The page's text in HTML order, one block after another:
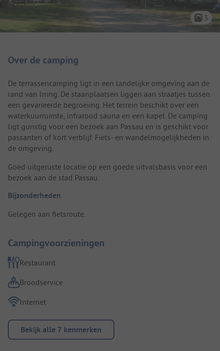
3
Over de camping
De terrassencamping ligt in een landelijke omgeving aan de
rand van Irring. De staanplaatsen liggen aan straatjes tussen
een gevarieerde begroeiing. Het terrein beschikt over een
waterkuurruimte, infrarood sauna en een kapel. De camping
ligt gunstig voor een bezoek aan Passau en is geschikt voor
passanten of kort verblijf. Fiets- en wandelmogelijkheden in
de omgeving.
Goed uitgeruste locatie op een goede uitvalsbasis voor een
bezoek aan de stad Passau.
Bijzonderheden
Gelegen aan fietsroute.
Campingvoorzieningen
Restaurant
Broodservice
Internet
Bekijk alle 7 kenmerken